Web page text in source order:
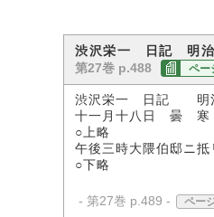
渋沢栄一 日記 明治
第27巻 p.488
ペー
渋沢栄一 日記
十一月十八
○上略
午後三時大隈伯邸ニ
○下略
- 第27巻 p.489 - ペー